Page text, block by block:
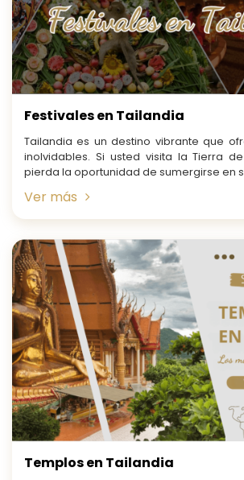
Festivales en Tailandia
Tailandia es un destino vibrante que
inolvidables. Si usted visita la Tierra
pierda la oportunidad de sumergirse en
Ver más
Templos en Tailandia